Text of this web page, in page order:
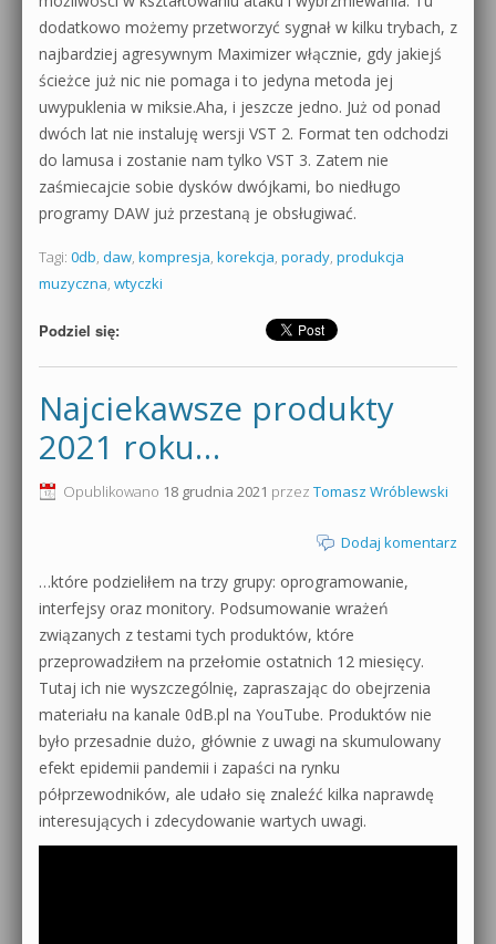
dodatkowo możemy przetworzyć sygnał w kilku trybach, z
najbardziej agresywnym Maximizer włącznie, gdy jakiejś
ścieżce już nic nie pomaga i to jedyna metoda jej
uwypuklenia w miksie.Aha, i jeszcze jedno. Już od ponad
dwóch lat nie instaluję wersji VST 2. Format ten odchodzi
do lamusa i zostanie nam tylko VST 3. Zatem nie
zaśmiecajcie sobie dysków dwójkami, bo niedługo
programy DAW już przestaną je obsługiwać.
Tagi: 0db, daw, kompresja, korekcja, porady, produkcja
muzyczna, wtyczki
Podziel się:
Najciekawsze produkty
2021 roku…
Opublikowano 18 grudnia 2021 przez Tomasz Wróblewski
Dodaj komentarz
…które podzieliłem na trzy grupy: oprogramowanie,
interfejsy oraz monitory. Podsumowanie wrażeń
związanych z testami tych produktów, które
przeprowadziłem na przełomie ostatnich 12 miesięcy.
Tutaj ich nie wyszczególnię, zapraszając do obejrzenia
materiału na kanale 0dB.pl na YouTube. Produktów nie
było przesadnie dużo, głównie z uwagi na skumulowany
efekt epidemii pandemii i zapaści na rynku
półprzewodników, ale udało się znaleźć kilka naprawdę
interesujących i zdecydowanie wartych uwagi.